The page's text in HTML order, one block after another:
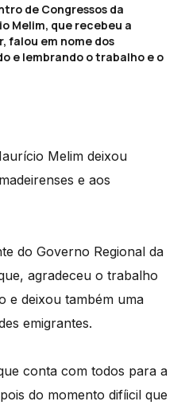
de Congressos da
Melim, que recebeu a
falou em nome dos
e lembrando o trabalho e o
Melim deixou
e aos
do Governo Regional da
agradeceu o trabalho
e deixou também uma
emigrantes.
conta com todos para a
do momento difíicil que